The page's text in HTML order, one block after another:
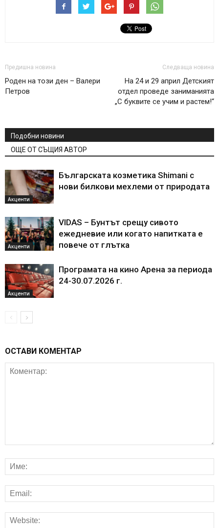
Предишна новина
Роден на този ден – Валери
Петров
Следваща новина
На 24 и 29 април Детският
отдел проведе заниманията
„С буквите се учим и растем!“
Подобни новини
ОЩЕ ОТ СЪЩИЯ АВТОР
Акценти
Българската козметика Shimani с
нови билкови мехлеми от природата
Акценти
VIDAS – Бунтът срещу сивото
ежедневие или когато напитката е
повече от глътка
Акценти
Програмата на кино Арена за периода
24-30.07.2026 г.
ОСТАВИ КОМЕНТАР